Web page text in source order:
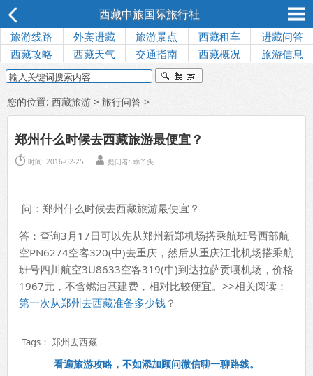
西藏中旅国际旅行社
旅游线路 外宾进藏 旅游景点 西藏租车
进藏问答
西藏攻略
西藏天气 交通指南 西藏概况 旅游信息
您的位置: 西藏旅游 > 旅行问答 >
郑州什么时候去西藏旅游最便宜？
 时间: 2016-02-25  提问者: 乖丫头
问：郑州什么时候去西藏旅游最便宜？
答：查询3月17日可以先从郑州新郑机场搭乘航班号西部航
空PN6274空客320(中)去重庆，然后从重庆江北机场搭乘航
班号四川航空3U8633空客319(中)到达拉萨贡嘎机场，价格
1967元，不含燃油基建费，相对比较便宜。>>相关阅读：
第一次从郑州去西藏准备多少钱 ？
Tags： 郑州去西藏
看遍旅游攻略，不如添加顾问微信聊一聊路线。